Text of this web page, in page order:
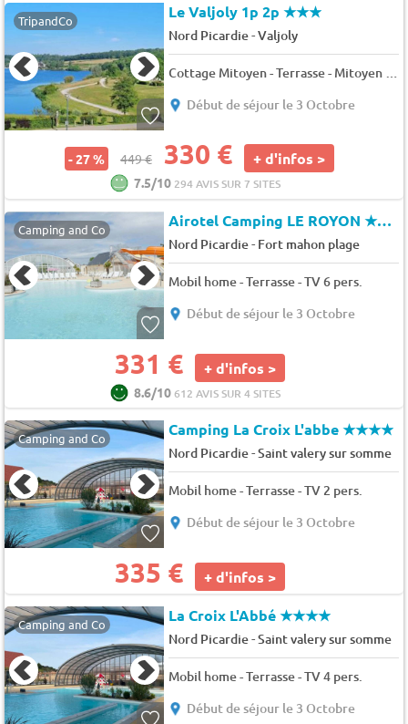
TripandCo Le Valjoly 1p 2p★★★
Nord Picardie-Valjoly
Cottage Mitoyen - Terrasse - Mitoyen - 4 pers. - 36m2 - Animaux admis
Début de séjour le 3 Octobre
- 27 % 449 € 330 € + d'infos >
7.5/10 294 AVIS SUR 7 SITES
Camping and Co Airotel Camping LE ROYON★★★★
Nord Picardie- Fort mahon plage
Mobil home - Terrasse - TV 6 pers.
Début de séjour le 3 Octobre
331 € + d'infos >
8.6/10612 AVIS SUR 4 SITES
Camping and Co Camping La Croix L'abbe★★★★
Nord Picardie-Saint valery sur somme
Mobil home - Terrasse - TV 2 pers.
Début de séjour le 3 Octobre
335 € + d'infos >
Camping and Co La Croix L'Abbé★★★★
Nord Picardie-Saint valery sur somme
Mobil home - Terrasse - TV 4 pers.
Début de séjour le 3 Octobre